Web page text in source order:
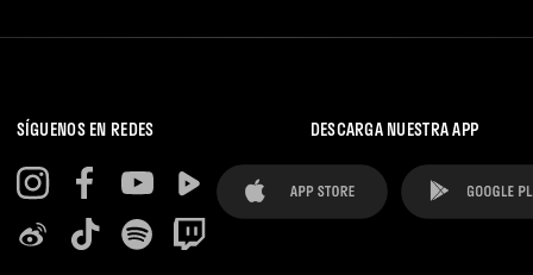
SÍGUENOS EN REDES DESCARGA NUESTRA APP